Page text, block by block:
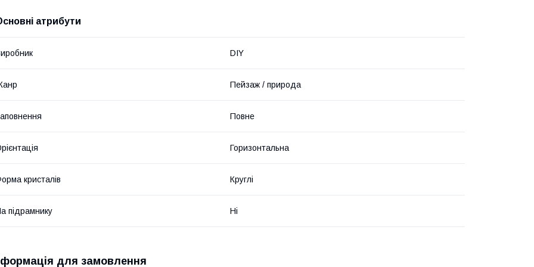
атрибути
DIY
Пейзаж / природа
Повне
Горизонтальна
кристалів Круглі
підрамнику Ні
для замовлення